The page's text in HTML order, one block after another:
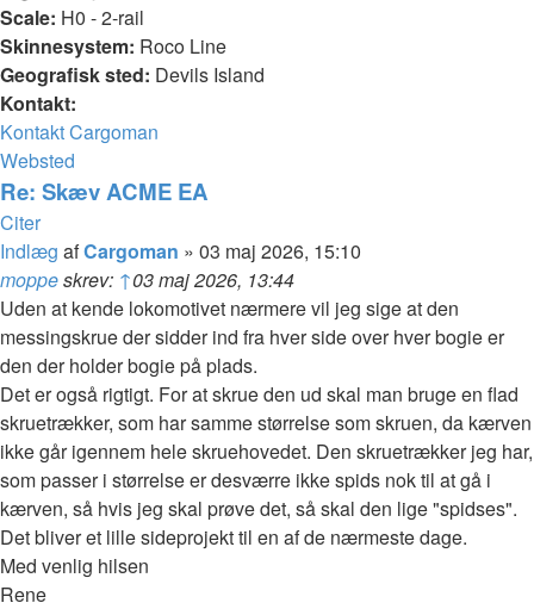
Scale: H0 - 2-rail
Skinnesystem: Roco Line
Geografisk sted: Devils Island
Kontakt:
Kontakt Cargoman
Websted
Re: Skæv ACME EA
Citer
Indlæg afCargoman » 03 maj 2026, 15:10
moppeskrev: ↑03 maj 2026, 13:44
Uden at kende lokomotivet nærmere vil jeg sige at den
messingskrue der sidder ind fra hver side over hver bogie er
den der holder bogie på plads.
Det er også rigtigt. For at skrue den ud skal man bruge en flad
skruetrækker, som har samme størrelse som skruen, da kærven
ikke går igennem hele skruehovedet. Den skruetrækker jeg har,
som passer i størrelse er desværre ikke spids nok til at gå i
kærven, så hvis jeg skal prøve det, så skal den lige "spidses".
Det bliver et lille sideprojekt til en af de nærmeste dage.
Med venlig hilsen
Rene